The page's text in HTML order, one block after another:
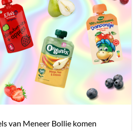
van Meneer Bollie komen